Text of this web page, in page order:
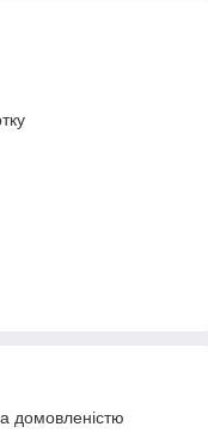
домовленістю